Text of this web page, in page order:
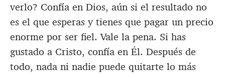
verlo? Confía en Dios, aún si el resultado no
es el que esperas y tienes que pagar un precio
enorme por ser fiel. Vale la pena. Si has
gustado a Cristo, confía en Él. Después de
todo, nada ni nadie puede quitarte lo más